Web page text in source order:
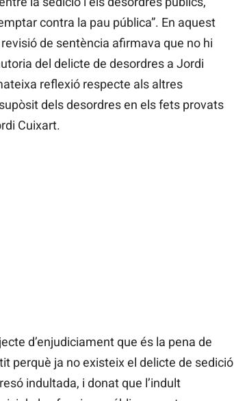
contra la pau pública”. En aquest
de sentència afirmava que no hi
del delicte de desordres a Jordi
reflexió respecte als altres
dels desordres en els fets provats
Cuixart.
d’enjudiciament que és la pena de
perquè ja no existeix el delicte de sedició
indultada, i donat que l’indult